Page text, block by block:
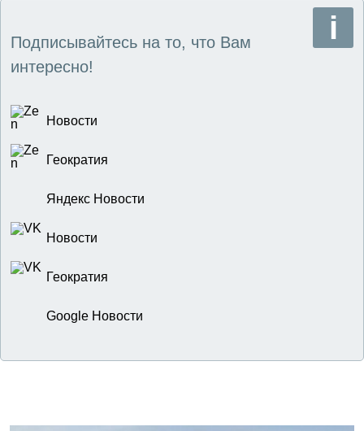
Подписывайтесь на то, что Вам
интересно!
Новости
Геократия
Яндекс Новости
Новости
Геократия
Google Новости